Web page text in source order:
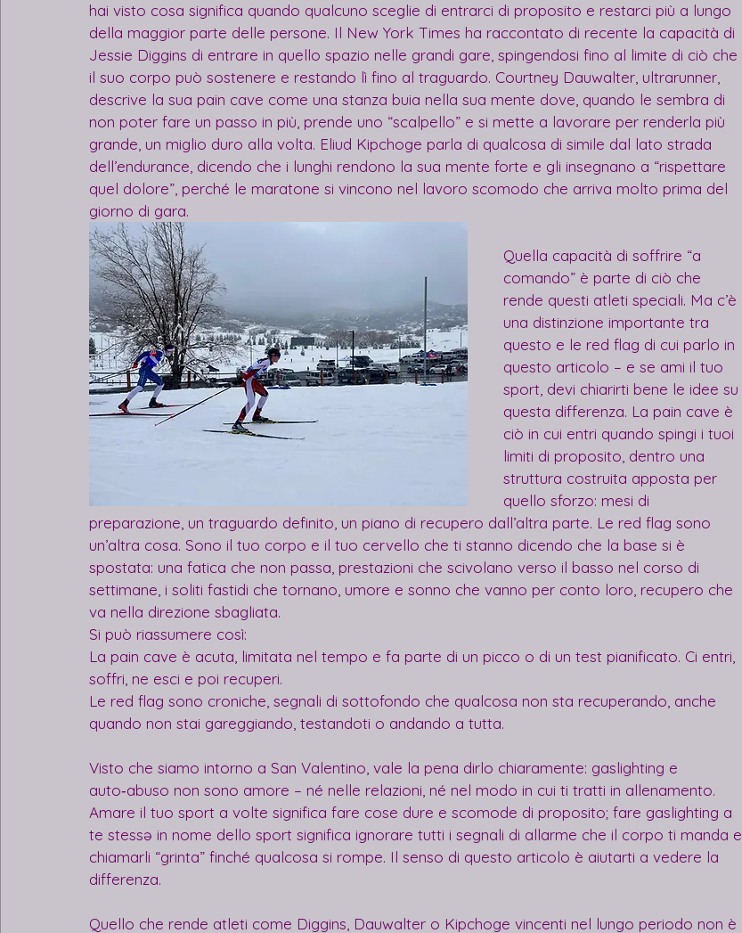
hai visto cosa significa quando qualcuno sceglie di entrarci di proposito e restarci più a lungo
della maggior parte delle persone. Il New York Times ha raccontato di recente la capacità di
Jessie Diggins di entrare in quello spazio nelle grandi gare, spingendosi fino al limite di ciò che
il suo corpo può sostenere e restando lì fino al traguardo. Courtney Dauwalter, ultrarunner,
descrive la sua pain cave come una stanza buia nella sua mente dove, quando le sembra di
non poter fare un passo in più, prende uno “scalpello” e si mette a lavorare per renderla più
grande, un miglio duro alla volta. Eliud Kipchoge parla di qualcosa di simile dal lato strada
dell’endurance, dicendo che i lunghi rendono la sua mente forte e gli insegnano a “rispettare
quel dolore”, perché le maratone si vincono nel lavoro scomodo che arriva molto prima del
giorno di gara.
Quella capacità di soffrire “a
comando” è parte di ciò che
rende questi atleti speciali. Ma c’è
una distinzione importante tra
questo e le red flag di cui parlo in
questo articolo – e se ami il tuo
sport, devi chiarirti bene le idee su
questa differenza. La pain cave è
ciò in cui entri quando spingi i tuoi
limiti di proposito, dentro una
struttura costruita apposta per
quello sforzo: mesi di
preparazione, un traguardo definito, un piano di recupero dall’altra parte. Le red flag sono
un’altra cosa. Sono il tuo corpo e il tuo cervello che ti stanno dicendo che la base si è
spostata: una fatica che non passa, prestazioni che scivolano verso il basso nel corso di
settimane, i soliti fastidi che tornano, umore e sonno che vanno per conto loro, recupero che
va nella direzione sbagliata.
Si può riassumere così:
La pain cave è acuta, limitata nel tempo e fa parte di un picco o di un test pianificato. Ci entri,
soffri, ne esci e poi recuperi.
Le red flag sono croniche, segnali di sottofondo che qualcosa non sta recuperando, anche
quando non stai gareggiando, testandoti o andando a tutta.
Visto che siamo intorno a San Valentino, vale la pena dirlo chiaramente: gaslighting e
auto‑abuso non sono amore – né nelle relazioni, né nel modo in cui ti tratti in allenamento.
Amare il tuo sport a volte significa fare cose dure e scomode di proposito; fare gaslighting a
te stessə in nome dello sport significa ignorare tutti i segnali di allarme che il corpo ti manda e
chiamarli “grinta” finché qualcosa si rompe. Il senso di questo articolo è aiutarti a vedere la
differenza.
Quello che rende atleti come Diggins, Dauwalter o Kipchoge vincenti nel lungo periodo non è